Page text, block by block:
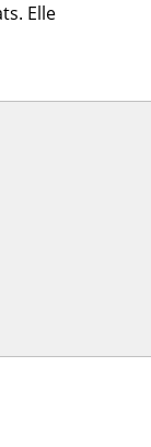
Elle